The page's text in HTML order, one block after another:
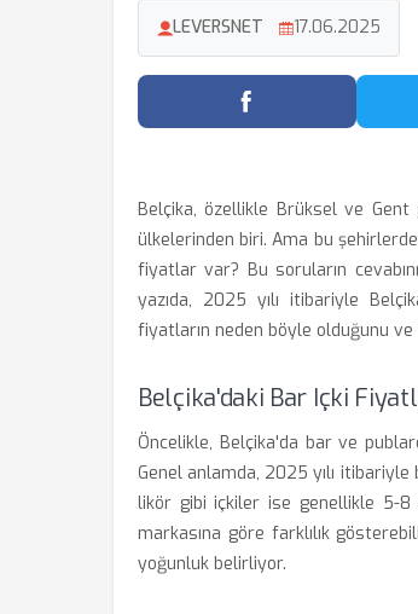
LEVERSNET 17.06.2025
Facebook'ta
Belçika, özellikle Brüksel ve
ülkelerinden biri. Ama bu
fiyatlar var? Bu soruların
yazıda, 2025 yılı itibariyle
fiyatların neden böyle olduğunu
Belçika'daki Bar Içki
Öncelikle, Belçika'da bar ve
Genel anlamda, 2025 yılı
likör gibi içkiler ise genellikle 5-8
markasına göre farklılık
yoğunluk belirliyor.